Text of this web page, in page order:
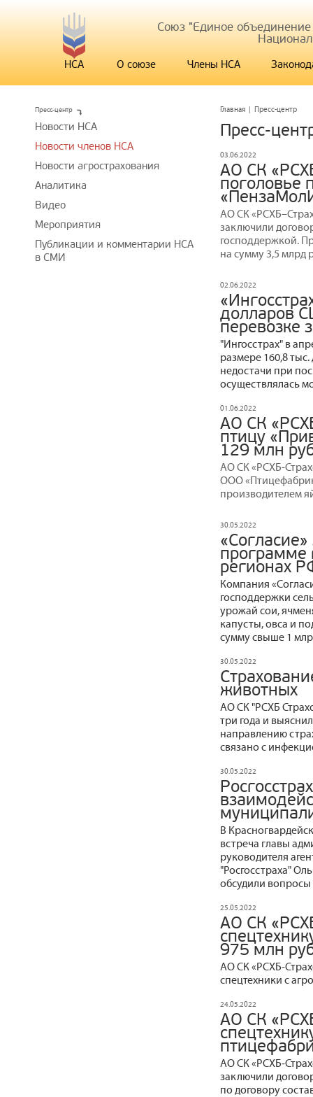
Союз "Единое
НСА О союзе Члены НСА
Главная | Пресс-центр
Пресс-
03.06.2022
АО СК
поголовье
АО СК
заключили
господдержкой.
на сумму 3,5 млрд
02.06.2022
долларов
перевозке
"Ингосстрах" в
размере 160,8
недостачи при
осуществлялась
01.06.2022
АО СК
птицу
129 млн
АО СК «РСХБ-
ООО
производителем
30.05.2022
программе
регионах
Компания
господдержки
урожай сои,
капусты, овса и
сумму свыше 1
30.05.2022
животных
АО СК "РСХБ
три года и
направлению
связано с
30.05.2022
В
встреча главы
руководителя
"Росгосстраха"
обсудили
25.05.2022
АО СК
975 млн
АО СК
спецтехники с
24.05.2022
АО СК
АО СК
заключили
по договору
Пресс-центр
Новости НСА
Новости членов НСА
Новости агрострахования
Аналитика
Видео
Мероприятия
Публикации и комментарии НСА
в СМИ